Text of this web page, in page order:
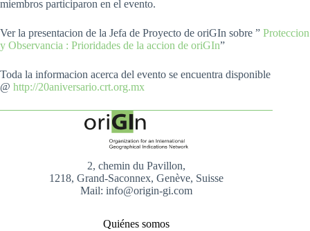
miembros participaron en el evento.
Ver la presentacion de la Jefa de Proyecto de oriGIn sobre ” Proteccion
y Observancia : Prioridades de la accion de oriGIn”
Toda la informacion acerca del evento se encuentra disponible
@ http://20aniversario.crt.org.mx
2, chemin du Pavillon,
1218, Grand-Saconnex, Genève, Suisse
Mail: info@origin-gi.com
Quiénes somos